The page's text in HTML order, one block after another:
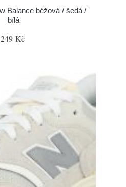
Balance béžová / šedá /
bílá
Kč